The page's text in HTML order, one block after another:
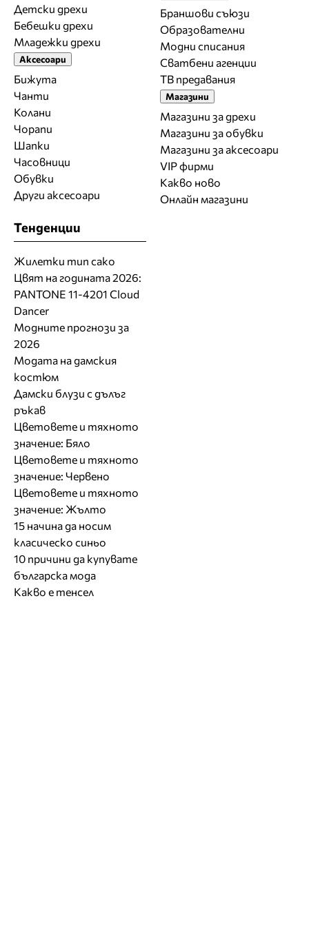
Детски дрехи
Бебешки дрехи
Младежки дрехи
Аксесоари
Бижута
Чанти
Колани
Чорапи
Шапки
Часовници
Обувки
Други аксесоари
Браншови съюзи
Образователни
Модни списания
Сватбени агенции
ТВ предавания
Магазини
Магазини за дрехи
Магазини за обувки
Магазини за aксесоари
VIP фирми
Какво ново
Онлайн магазини
Тенденции
Жилетки тип сако
Цвят на годината 2026:
PANTONE 11-4201 Cloud
Dancer
Модните прогнози за
2026
Модата на дамския
костюм
Дамски блузи с дълъг
ръкав
Цветовете и тяхното
значение: Бяло
Цветовете и тяхното
значение: Червено
Цветовете и тяхното
значение: Жълто
15 начина да носим
класическо синьо
10 причини да купувате
българска мода
Какво е тенсел